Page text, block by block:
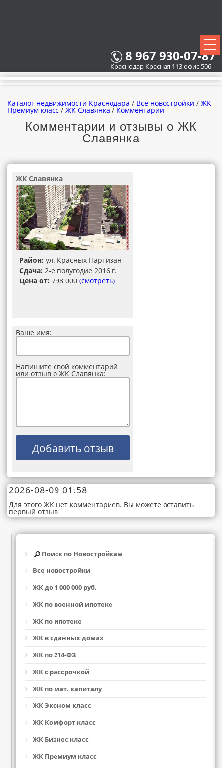
8 967 930-07-87
Краснодар Красная 113 офис 506
ВСЕ НОВОСТРОЙКИ
КАРТА НОВОСТРОЕК
ВСЕ КОТТЕДЖНЫЕ ПОСЕЛКИ
Каталог недвижимости Краснодара / Все новостройки / ЖК
Премиум класс / ЖК Славянка / Комментарии
Комментарии и отзывы о ЖК
Славянка
ЖК Славянка
Район: ул. Красных Партизан
Сдача: 2-е полугодие 2016 г.
Цена от: 798 000 (смотреть)
Ваше имя:
Напишите свой комментарий
или отзыв о ЖК Славянка:
2026-08-09 01:58
Для этого ЖК нет комментариев. Вы можете оставить
первый отзыв
Поиск по Новостройкам
Все новостройки
ЖК до 1 000 000 руб.
ЖК по военной ипотеке
ЖК по ипотеке
ЖК в сданных домах
ЖК по 214-ФЗ
ЖК с рассрочкой
ЖК по мат. капиталу
ЖК Эконом класс
ЖК Комфорт класс
ЖК Бизнес класс
ЖК Премиум класс